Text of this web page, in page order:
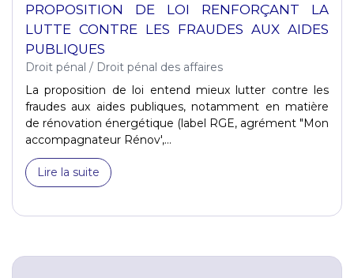
PROPOSITION DE LOI RENFORÇANT LA
LUTTE CONTRE LES FRAUDES AUX AIDES
PUBLIQUES
Droit pénal / Droit pénal des affaires
La proposition de loi entend mieux lutter contre les
fraudes aux aides publiques, notamment en matière
de rénovation énergétique (label RGE, agrément "Mon
accompagnateur Rénov',...
Lire la suite